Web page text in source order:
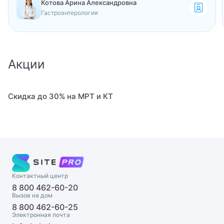
Котова Арина Александровна
Гастроэнтерология
Акции
Скидка до 30% на МРТ и КТ
Контактный центр
8 800 462-60-20
Вызов на дом
8 800 462-60-25
Электронная почта
Детский иммунолог
Детский кардиохирург
Детский ЛОР-хирург
Детский маммолог
Детский мануальный терапевт